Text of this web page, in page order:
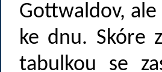
Gottwaldov,
ke dnu. Skóre
tabulkou se